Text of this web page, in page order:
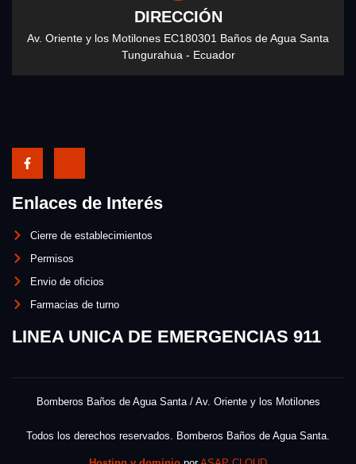
DIRECCIÓN
Av. Oriente y los Motilones EC180301 Baños de Agua Santa
Tungurahua - Ecuador
Enlaces de Interés
Cierre de establecimientos
Permisos
Envio de oficios
Farmacias de turno
LINEA UNICA DE EMERGENCIAS 911
Bomberos Baños de Agua Santa / Av. Oriente y los Motilones
Todos los derechos reservados. Bomberos Baños de Agua Santa.